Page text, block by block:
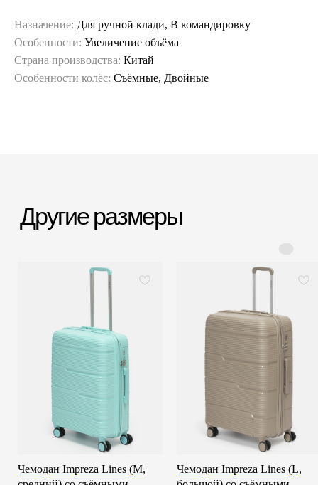
Назначение: Для ручной клади, В командировку
Особенности: Увеличение объёма
Страна производства: Китай
Особенности колёс: Съёмные, Двойные
Чемодан Impreza Lines (M,
Чемодан Impreza Lines (L,
в СПб > 100 м²
Срочная доставка
за 60-90 минут
Всё о товаре и покупке